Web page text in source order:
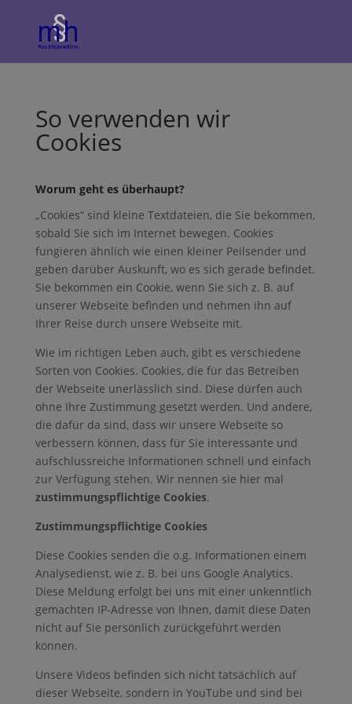
So verwenden wir
Cookies
Worum geht es überhaupt?
„Cookies“ sind kleine Textdateien, die Sie bekommen,
sobald Sie sich im Internet bewegen. Cookies
fungieren ähnlich wie einen kleiner Peilsender und
geben darüber Auskunft, wo es sich gerade befindet.
Sie bekommen ein Cookie, wenn Sie sich z. B. auf
unserer Webseite befinden und nehmen ihn auf
Ihrer Reise durch unsere Webseite mit.
Wie im richtigen Leben auch, gibt es verschiedene
Sorten von Cookies. Cookies, die für das Betreiben
der Webseite unerlässlich sind. Diese dürfen auch
ohne Ihre Zustimmung gesetzt werden. Und andere,
die dafür da sind, dass wir unsere Webseite so
verbessern können, dass für Sie interessante und
aufschlussreiche Informationen schnell und einfach
zur Verfügung stehen. Wir nennen sie hier mal
zustimmungspflichtige Cookies.
Zustimmungspflichtige Cookies
Diese Cookies senden die o.g. Informationen einem
Analysedienst, wie z. B. bei uns Google Analytics.
Diese Meldung erfolgt bei uns mit einer unkenntlich
gemachten IP-Adresse von Ihnen, damit diese Daten
nicht auf Sie persönlich zurückgeführt werden
können.
Unsere Videos befinden sich nicht tatsächlich auf
dieser Webseite, sondern in YouTube und sind bei